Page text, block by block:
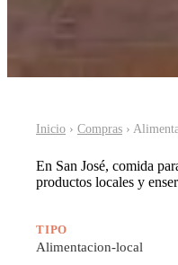
Inicio › Compras ›
En San José, comida
productos locales y
TIPO
Alimentacion-local